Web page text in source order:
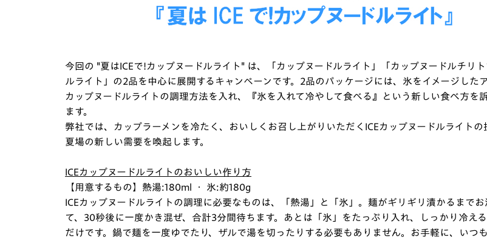
今回の "夏はICEで!カップヌードルライト" は、「カップヌードルライト」「カップヌードルチリ
ルライト」の2品を中心に展開するキャンペーンです。2品のパッケージには、氷をイメージした
カップヌードルライトの調理方法を入れ、『氷を入れて冷やして食べる』という新しい食べ方を
ます。
弊社では、カップラーメンを冷たく、おいしくお召し上がりいただくICEカップヌードルライトの
夏場の新しい需要を喚起します。
ICEカップヌードルライトのおいしい作り方
【用意するもの】熱湯:180ml ・ 氷:約180g
ICEカップヌードルライトの調理に必要なものは、「熱湯」と「氷」。麺がギリギリ漬かるまで
て、30秒後に一度かき混ぜ、合計3分間待ちます。あとは「氷」をたっぷり入れ、しっかり冷え
だけです。鍋で麺を一度ゆでたり、ザルで湯を切ったりする必要もありません。お手軽に、いつ